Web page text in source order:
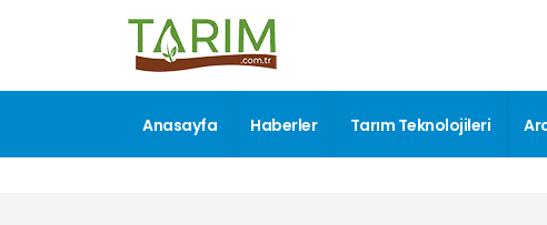
Anasayfa Haberler Tarım Teknolojileri